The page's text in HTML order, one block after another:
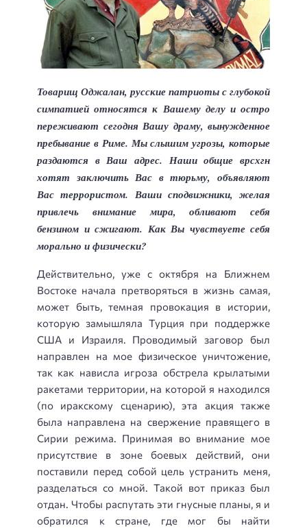
Товарищ Оджалан, русские патриоты с глубокой
симпатией относятсяк Вашему делу и остро
переживают сегодня Вашу драму, вынужденное
пребывание в Риме. Мы слышим угрозы, которые
раздаются в Ваш адрес. Нашиобщие врсхгн
хотят заключить Вас в тюрьму, объявляют
Вас террористом. Ваши сподвижники, желая
привлечь внимание мира, обливают себя
бензином и сжигают. Как Вы чувствуете себя
морально и физически?
Действительно, уже с октября на Ближнем
Востоке начала претворяться в жизнь самая,
может быть, темная провокация в истории,
которую замышляла Турция при поддержке
США и Израиля. Проводимый заговор был
направлен на мое физическое уничтожение,
так как нависла игроза обстрела крылатыми
ракетами территории, на которой я находился
(по иракскому сценарию), эта акция также
была направлена на свержение правящего в
Сирии режима. Принимая во внимание мое
присутствие в зоне боевых действий, они
поставили перед собой цель устранить меня,
разделаться со мной. Такой вот приказ был
отдан. Чтобы распутать эти гнусные планы, я и
обратился к стране, где мог бы найти